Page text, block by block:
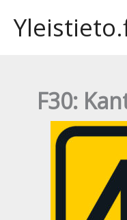
sisältöön
F30: